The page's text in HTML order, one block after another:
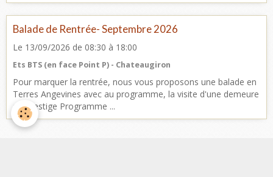
Balade de Rentrée- Septembre 2026
Le 13/09/2026 de 08:30 à 18:00
Ets BTS (en face Point P) - Chateaugiron
Pour marquer la rentrée, nous vous proposons une balade en
Terres Angevines avec au programme, la visite d'une demeure
de Prestige Programme ...